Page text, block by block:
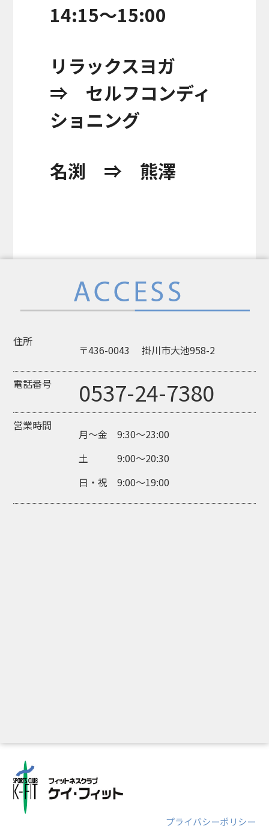
14:15～15:00
リラックスヨガ
⇒ セルフコンディ
ショニング
名渕 ⇒ 熊澤
住所
〒436-0043 掛川市大池958-2
電話番号 0537-24-7380
営業時間
月～金 9:30～23:00
土 9:00～20:30
日・祝 9:00～19:00
プライバシーポリシー